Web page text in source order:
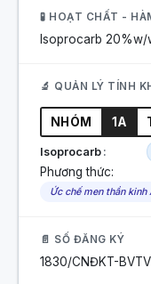
🧪 HOẠT CHẤT -
Isoprocarb 20%w/
🔬 QUẢN LÝ TÍNH
NHÓM 1A
Isoprocarb
Phương thức:
Ức chế men thần
📄 SỐ ĐĂNG KÝ
1830/CNĐKT-BVTV